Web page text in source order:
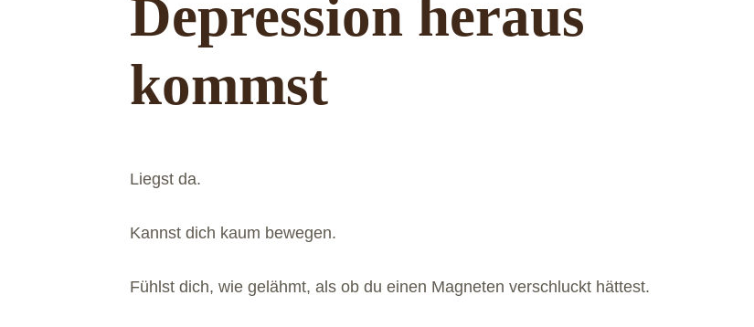
Depression heraus
kommst
Liegst da.
Kannst dich kaum bewegen.
Fühlst dich, wie gelähmt, als ob du einen Magneten verschluckt hättest.